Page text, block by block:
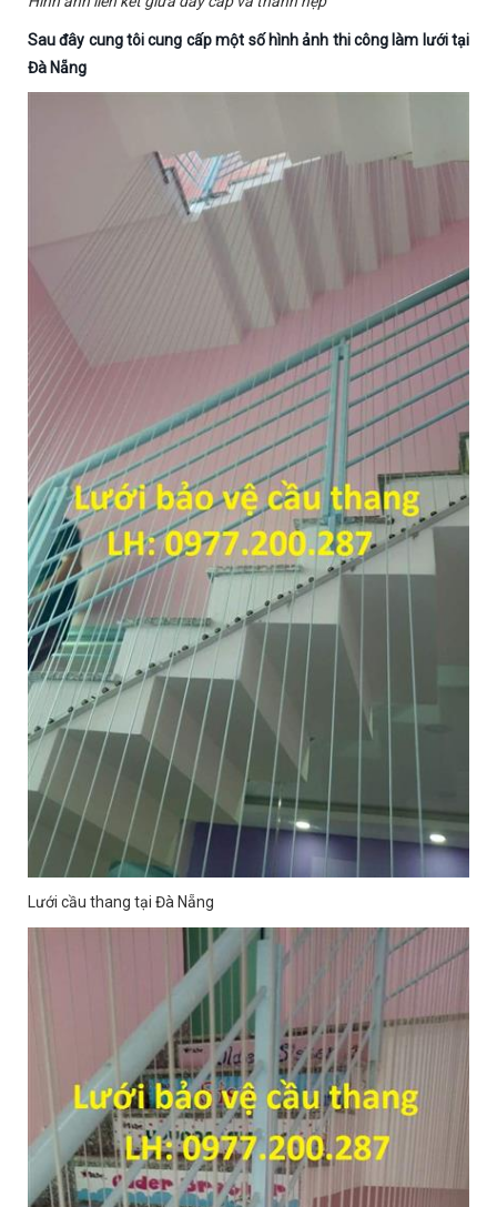
Sau đây cung tôi cung cấp một số hình ảnh thi công làm lưới tại
Đà Nẵng
Lưới cầu thang tại Đà Nẵng